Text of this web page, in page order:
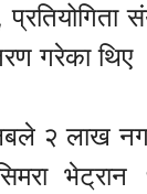
प्रतियोगिता
गरेका थिए
२ लाख
भेट्रान